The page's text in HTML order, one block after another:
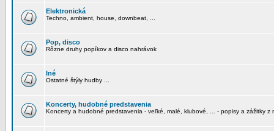
Elektronická
Techno, ambient, house, downbeat, ...
Pop, disco
Rôzne druhy popíkov a disco nahrávok
Iné
Ostatné štýly hudby ...
Koncerty, hudobné predstavenia
Koncerty a hudobné predstavenia - veľké, malé, klubové, ... - popisy a zážitky z